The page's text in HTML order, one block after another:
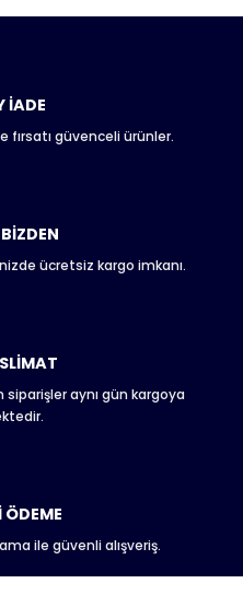
İADE
fırsatı güvenceli ürünler.
ücretsiz kargo imkanı.
aynı gün kargoya
ÖDEME
ile güvenli alışveriş.